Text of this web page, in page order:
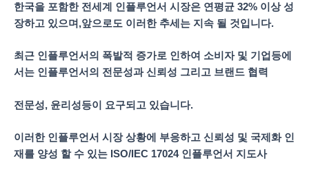
한국을 포함한 전세계 인플루언서 시장은 연평균 32% 이상 성
장하고 있으며 ,앞으로도 이러한 추세는 지속 될 것입니다.
최근 인플루언서의 폭발적 증가로 인하여 소비자 및 기업등에
서는 인플루언서의 전문성과 신뢰성 그리고 브랜드 협력
전문성, 윤리성등이 요구되고 있습니다.
이러한 인플루언서 시장 상황에 부응하고 신뢰성 및 국제화 인
재를 양성 할 수 있는 ISO/IEC 17024 인플루언서 지도사